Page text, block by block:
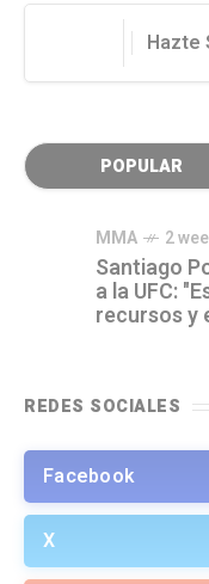
Hazte
POPULAR
MMA 2
Santiago
a la UFC:
recursos y
REDES SOCIALES
Facebook
X